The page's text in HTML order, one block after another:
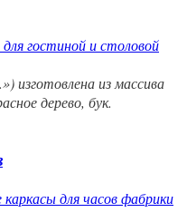
гостиной и столовой
изготовлена из массива
дерево, бук.
для часов фабрики